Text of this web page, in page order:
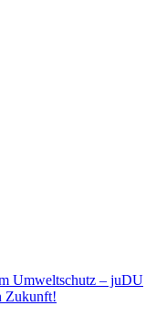
Umweltschutz – juDU
Zukunft!